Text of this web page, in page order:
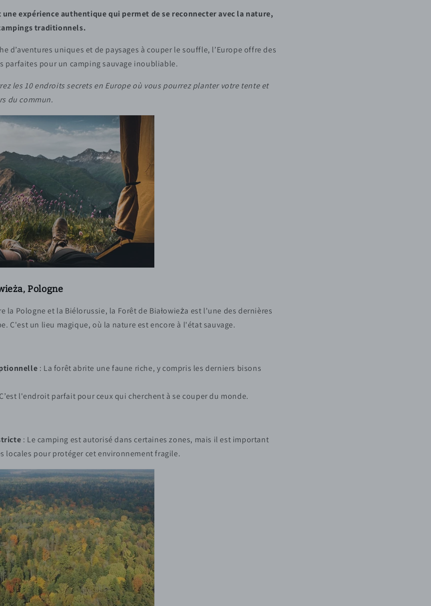
une expérience authentique qui permet de se reconnecter avec la nature,
traditionnels.
d’aventures uniques et de paysages à couper le souffle, l’Europe offre des
parfaites pour un camping sauvage inoubliable.
les 10 endroits secrets en Europe où vous pourrez planter votre tente et
du commun.
Pologne
la Pologne et la Biélorussie, la Forêt de Białowieża est l'une des dernières
C'est un lieu magique, où la nature est encore à l'état sauvage.
: La forêt abrite une faune riche, y compris les derniers bisons
l'endroit parfait pour ceux qui cherchent à se couper du monde.
: Le camping est autorisé dans certaines zones, mais il est important
locales pour protéger cet environnement fragile.